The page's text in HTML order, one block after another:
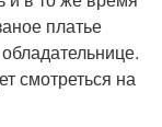
платье
смотреться на